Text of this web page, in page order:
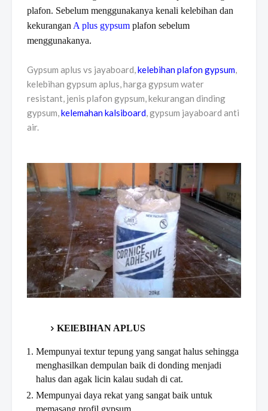
plafon. Sebelum menggunakanya kenali kelebihan dan
kekurangan A plus gypsum plafon sebelum
menggunakanya.
Gypsum aplus vs jayaboard,kelebihan plafon gypsum,
kelebihan gypsum aplus, harga gypsum water
resistant, jenis plafon gypsum, kekurangan dinding
gypsum,kelemahan kalsiboard, gypsum jayaboard anti
air.
KElEBIHAN APLUS
Mempunyai textur tepung yang sangat halus sehingga
menghasilkan dempulan baik di donding menjadi
halus dan agak licin kalau sudah di cat.
Mempunyai daya rekat yang sangat baik untuk
memasang profil gypsum